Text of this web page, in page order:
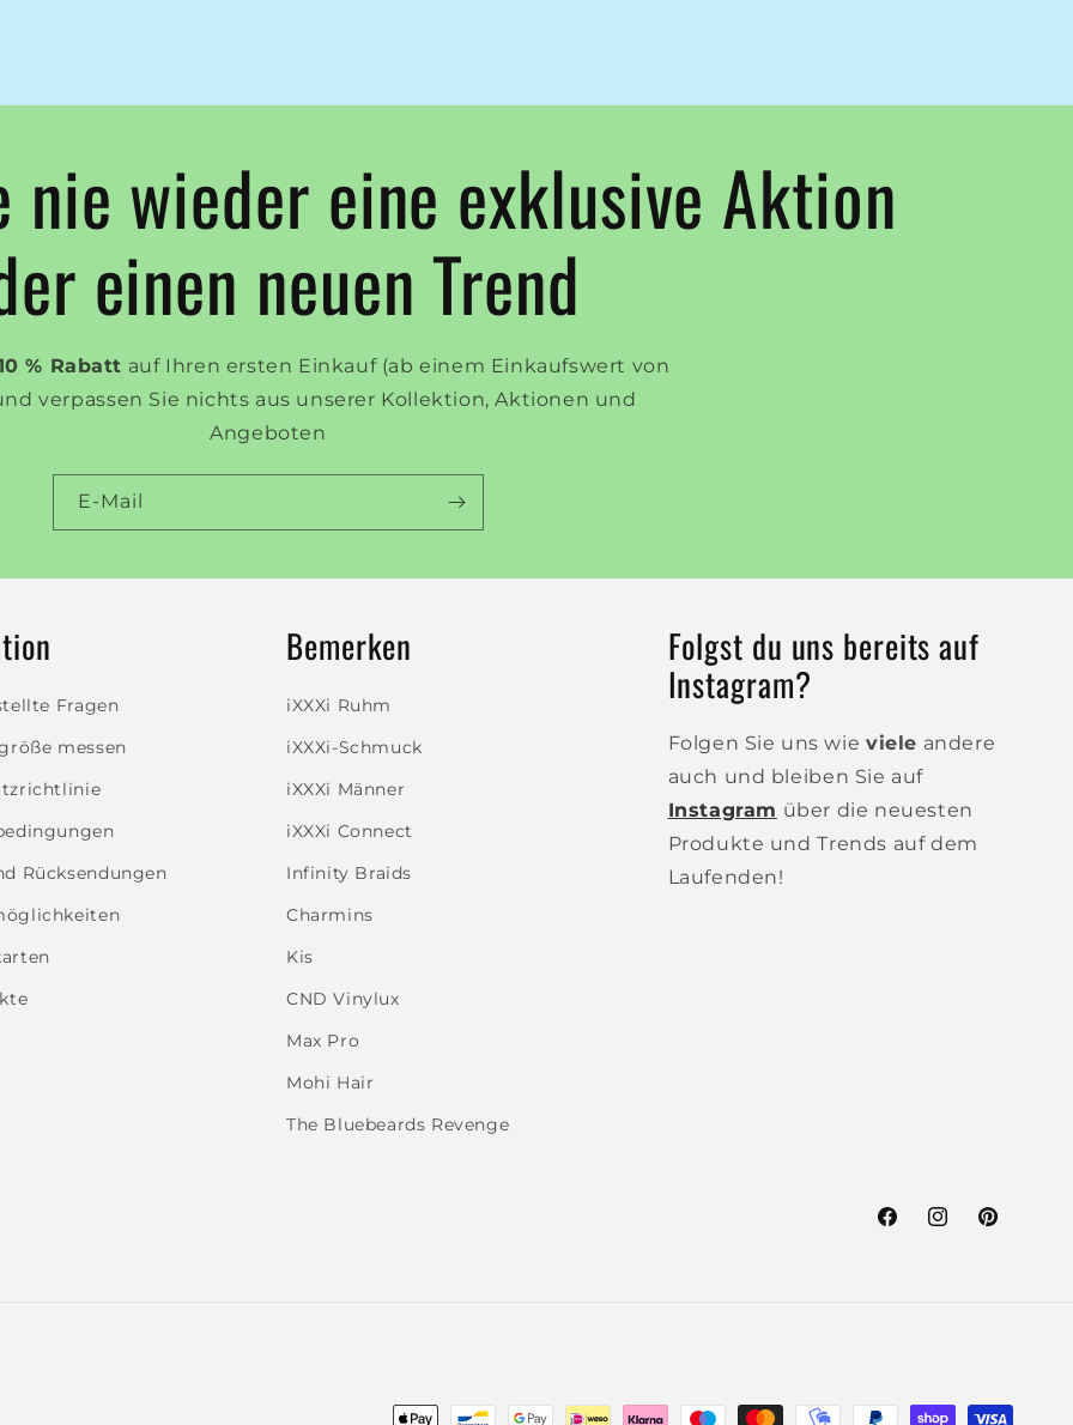
nie wieder eine exklusive Aktion
einen neuen Trend
% Rabatt auf Ihren ersten Einkauf (ab einem Einkaufswert von
verpassen Sie nichts aus unserer Kollektion, Aktionen und
Angeboten
E-Mail
Fragen
messen
Rücksendungen
Bemerken
iXXXi Ruhm
iXXXi-Schmuck
iXXXi Männer
iXXXi Connect
Infinity Braids
Charmins
Kis
CND Vinylux
Max Pro
Mohi Hair
The Bluebeards Revenge
Folgst du uns bereits auf
Instagram?
Folgen Sie uns wie viele andere
auch und bleiben Sie auf
Instagram über die neuesten
Produkte und Trends auf dem
Laufenden!
FacebookInstagramPinterest
Zahlungsmethoden